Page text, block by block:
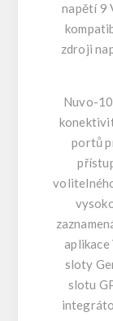
napětí 9
zdroji
Nuvo-
portů
sloty
slotu